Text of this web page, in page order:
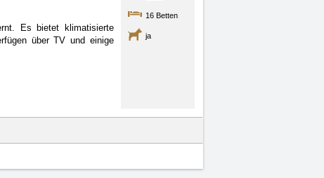
Es bietet klimatisierte
über TV und einige
16 Betten
ja